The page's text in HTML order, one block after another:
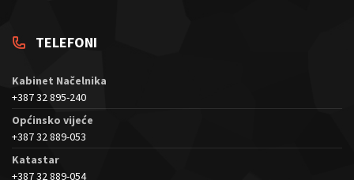
TELEFONI
Kabinet Načelnika
+387 32 895-240
Općinsko vijeće
+387 32 889-053
Katastar
+387 32 889-054